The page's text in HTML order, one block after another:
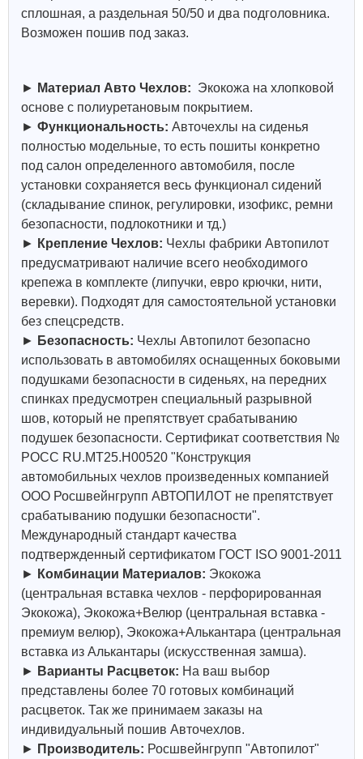
сплошная, а раздельная 50/50 и два подголовника.
Возможен пошив под заказ.
► Материал Авто Чехлов: Экокожа на хлопковой
основе с полиуретановым покрытием.
► Функциональность: Авточехлы на сиденья
полностью модельные, то есть пошиты конкретно
под салон определенного автомобиля, после
установки сохраняется весь функционал сидений
(складывание спинок, регулировки, изофикс, ремни
безопасности, подлокотники и тд.)
► Крепление Чехлов: Чехлы фабрики Автопилот
предусматривают наличие всего необходимого
крепежа в комплекте (липучки, евро крючки, нити,
веревки). Подходят для самостоятельной установки
без спецсредств.
► Безопасность: Чехлы Автопилот безопасно
использовать в автомобилях оснащенных боковыми
подушками безопасности в сиденьях, на передних
спинках предусмотрен специальный разрывной
шов, который не препятствует срабатыванию
подушек безопасности. Сертификат соответствия №
РОСС RU.МТ25.Н00520 "Конструкция
автомобильных чехлов произведенных компанией
ООО Росшвейнгрупп АВТОПИЛОТ не препятствует
срабатыванию подушки безопасности".
Международный стандарт качества
подтвержденный сертификатом ГОСТ ISO 9001-2011
► Комбинации Материалов: Экокожа
(центральная вставка чехлов - перфорированная
Экокожа), Экокожа+Велюр (центральная вставка -
премиум велюр), Экокожа+Алькантара (центральная
вставка из Алькантары (искусственная замша).
► Варианты Расцветок: На ваш выбор
представлены более 70 готовых комбинаций
расцветок. Так же принимаем заказы на
индивидуальный пошив Авточехлов.
► Производитель: Росшвейнгрупп "Автопилот"